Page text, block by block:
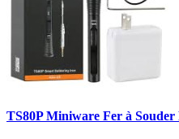
TS80P Miniware Fer à